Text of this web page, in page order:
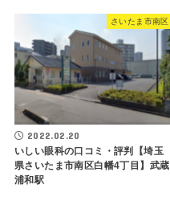
さいたま市南区
2022.02.20
いしい眼科の口コミ・評判【埼玉
県さいたま市南区白幡4丁目】武蔵
浦和駅